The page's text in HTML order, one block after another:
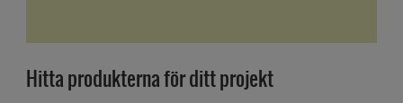
Hitta produkterna för ditt projekt